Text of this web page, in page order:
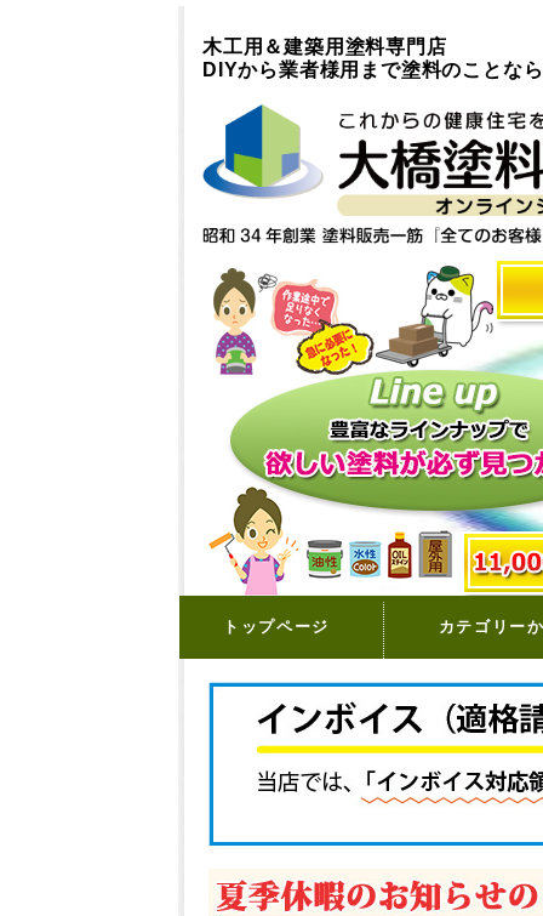
木工用＆建築用塗料専門店
DIYから業者様用まで塗料のことな
トップページ カテゴリー